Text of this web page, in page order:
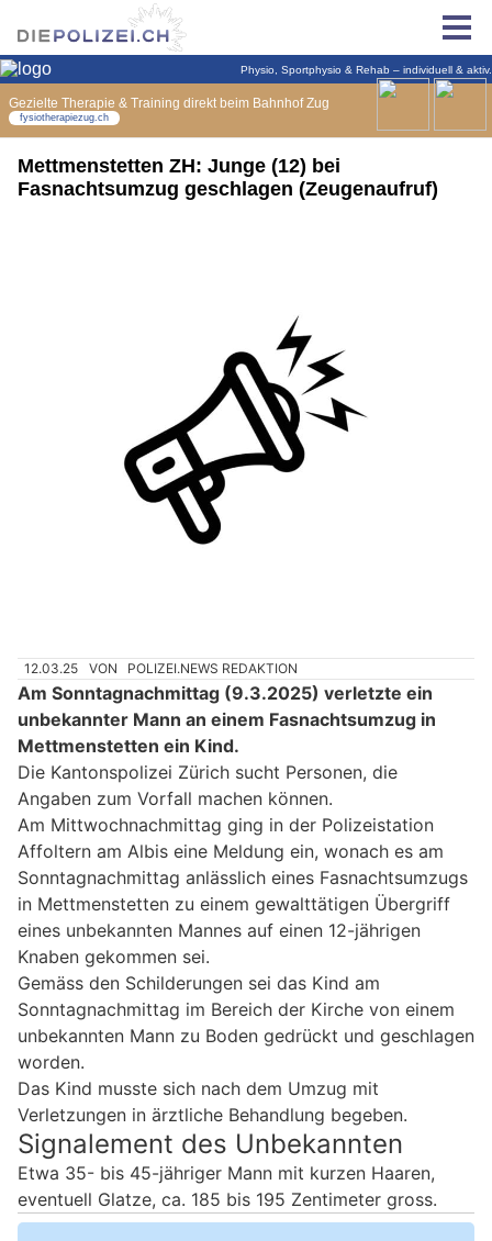
Mettmenstetten ZH: Junge (12) bei
Fasnachtsumzug geschlagen (Zeugenaufruf)
12.03.25 VON POLIZEI.NEWS REDAKTION
Am Sonntagnachmittag (9.3.2025) verletzte ein
unbekannter Mann an einem Fasnachtsumzug in
Mettmenstetten ein Kind.
Die Kantonspolizei Zürich sucht Personen, die
Angaben zum Vorfall machen können.
Am Mittwochnachmittag ging in der Polizeistation
Affoltern am Albis eine Meldung ein, wonach es am
Sonntagnachmittag anlässlich eines Fasnachtsumzugs
in Mettmenstetten zu einem gewalttätigen Übergriff
eines unbekannten Mannes auf einen 12-jährigen
Knaben gekommen sei.
Gemäss den Schilderungen sei das Kind am
Sonntagnachmittag im Bereich der Kirche von einem
unbekannten Mann zu Boden gedrückt und geschlagen
worden.
Das Kind musste sich nach dem Umzug mit
Verletzungen in ärztliche Behandlung begeben.
Signalement des Unbekannten
Etwa 35- bis 45-jähriger Mann mit kurzen Haaren,
eventuell Glatze, ca. 185 bis 195 Zentimeter gross.